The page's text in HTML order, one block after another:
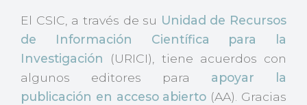
El CSIC, a través de su Unidad de Recursos
de Información Científica para la
Investigación (URICI), tiene acuerdos con
algunos editores para apoyar la
publicación en acceso abierto (AA). Gracias